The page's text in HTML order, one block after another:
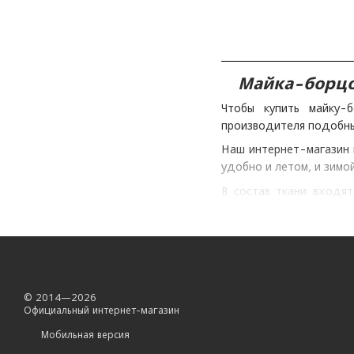
Майка-
Чтобы купить майку-
производителя
Наш интернет-
удобно и летом, и
В состав ткани
Благодаря наличию
на размер и рост.
исключения
номеров телефонов.
© 2014—2026
Официальный интернет-магазин
Мобильная версия